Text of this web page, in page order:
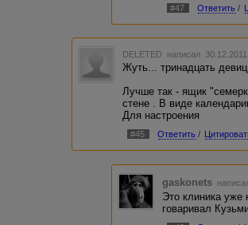
#47 Ответить /
DELETED написал
Жуть... тринадцать
Лучше так - ящик
стене . В виде
Для настроения
#45 Ответить /
gaskonets
Это клиника уже
говаривал